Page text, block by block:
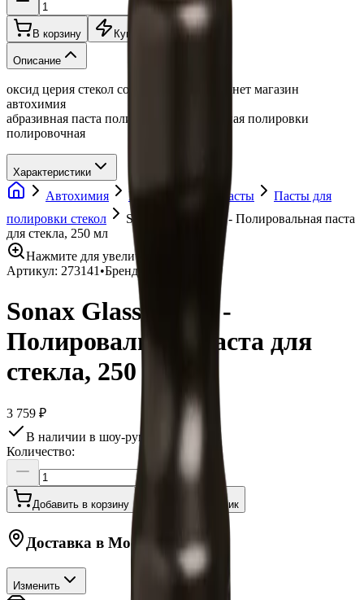
В корзину Купить в 1 клик
Описание
оксид церия стекол сонакс купить интернет магазин
автохимия
абразивная паста полироль полировальная полировки
полировочная
Характеристики
Автохимия Полировальные пасты
Пасты для
полировки стекол
Sonax Glass Polish - Полировальная паста
для стекла, 250 мл
Нажмите для увеличения
Артикул: 273141•Бренд:
Sonax Glass Polish -
Полировальная паста для
стекла, 250 мл
3 759 ₽
В наличии в шоу-руме
Количество:
Добавить в корзину Купить в 1 клик
Доставка в Москву
Изменить